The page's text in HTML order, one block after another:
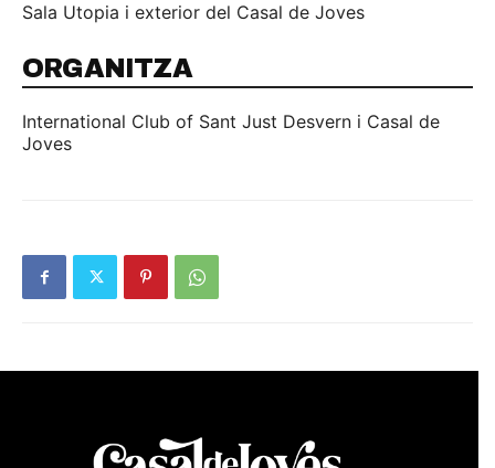
Sala Utopia i exterior del Casal de Joves
ORGANITZA
International Club of Sant Just Desvern i Casal de
Joves